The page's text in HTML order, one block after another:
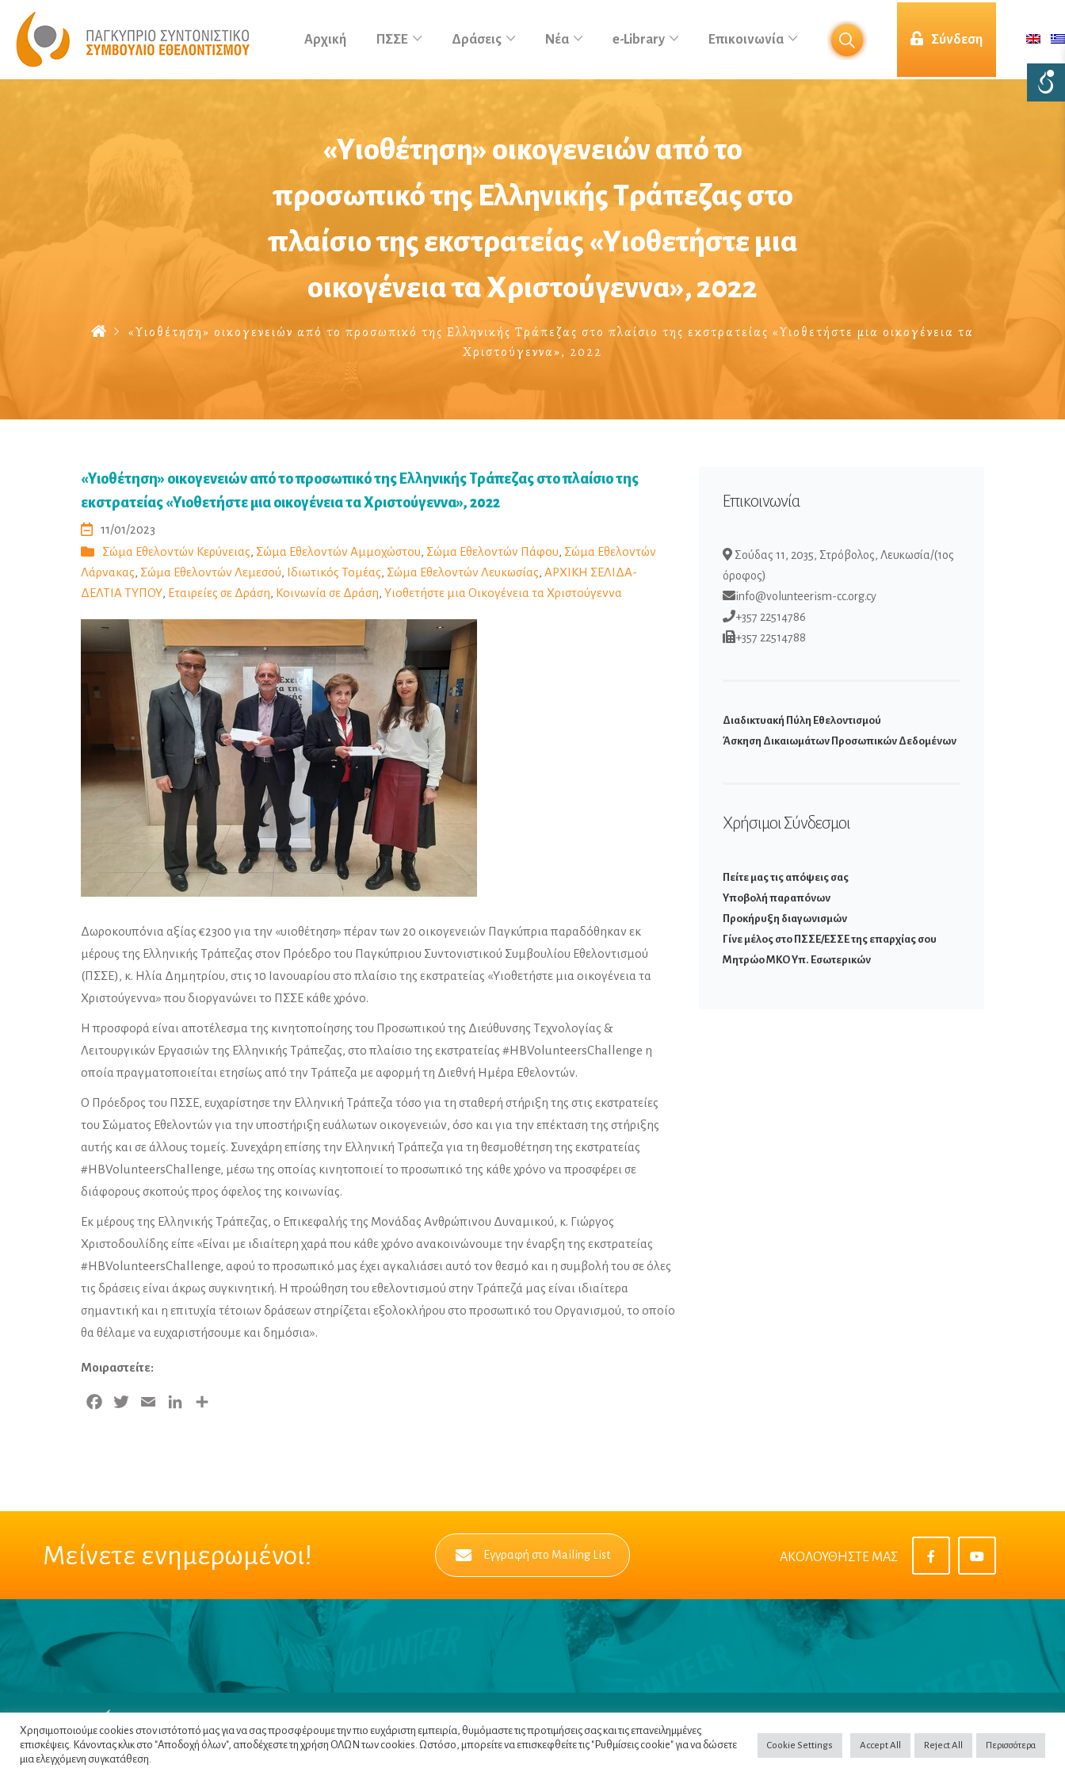
Αρχική ΠΣΣΕ Δράσεις Νέα e-Library Επικοινωνία Σύνδεση
«Υιοθέτηση» οικογενειών από το
προσωπικό της Ελληνικής Τράπεζας στο
πλαίσιο της εκστρατείας «Υιοθετήστε μια
οικογένεια τα Χριστούγεννα», 2022
«Υιοθέτηση» οικογενειών από το προσωπικό της Ελληνικής Τράπεζας στο πλαίσιο της εκστρατείας «Υιοθετήστε μια οικογένεια τα
Χριστούγεννα», 2022
«Υιοθέτηση» οικογενειών από το προσωπικό της Ελληνικής Τράπεζας στο πλαίσιο της
εκστρατείας «Υιοθετήστε μια οικογένεια τα Χριστούγεννα», 2022
11/01/2023
Σώμα Εθελοντών Κερύνειας, Σώμα Εθελοντών Αμμοχώστου, Σώμα Εθελοντών Πάφου, Σώμα Εθελοντών
Λάρνακας, Σώμα Εθελοντών Λεμεσού, Ιδιωτικός Τομέας, Σώμα Εθελοντών Λευκωσίας, ΑΡΧΙΚΗ ΣΕΛΙΔΑ-
ΔΕΛΤΙΑ ΤΥΠΟΥ, Εταιρείες σε Δράση, Κοινωνία σε Δράση, Υιοθετήστε μια Οικογένεια τα Χριστούγεννα
Δωροκουπόνια αξίας €2300 για την «υιοθέτηση» πέραν των 20 οικογενειών Παγκύπρια παραδόθηκαν εκ
μέρους της Ελληνικής Τράπεζας στον Πρόεδρο του Παγκύπριου Συντονιστικού Συμβουλίου Εθελοντισμού
(ΠΣΣΕ), κ. Ηλία Δημητρίου, στις 10 Ιανουαρίου στο πλαίσιο της εκστρατείας «Υιοθετήστε μια οικογένεια τα
Χριστούγεννα» που διοργανώνει το ΠΣΣΕ κάθε χρόνο.
Η προσφορά είναι αποτέλεσμα της κινητοποίησης του Προσωπικού της Διεύθυνσης Τεχνολογίας &
Λειτουργικών Εργασιών της Ελληνικής Τράπεζας, στο πλαίσιο της εκστρατείας #HBVolunteersChallenge η
οποία πραγματοποιείται ετησίως από την Τράπεζα με αφορμή τη Διεθνή Ημέρα Εθελοντών.
Ο Πρόεδρος του ΠΣΣΕ, ευχαρίστησε την Ελληνική Τράπεζα τόσο για τη σταθερή στήριξη της στις εκστρατείες
του Σώματος Εθελοντών για την υποστήριξη ευάλωτων οικογενειών, όσο και για την επέκταση της στήριξης
αυτής και σε άλλους τομείς. Συνεχάρη επίσης την Ελληνική Τράπεζα για τη θεσμοθέτηση της εκστρατείας
#HBVolunteersChallenge, μέσω της οποίας κινητοποιεί το προσωπικό της κάθε χρόνο να προσφέρει σε
διάφορους σκοπούς προς όφελος της κοινωνίας.
Εκ μέρους της Ελληνικής Τράπεζας, ο Επικεφαλής της Μονάδας Ανθρώπινου Δυναμικού, κ. Γιώργος
Χριστοδουλίδης είπε «Είναι με ιδιαίτερη χαρά που κάθε χρόνο ανακοινώνουμε την έναρξη της εκστρατείας
#HBVolunteersChallenge, αφού το προσωπικό μας έχει αγκαλιάσει αυτό τον θεσμό και η συμβολή του σε όλες
τις δράσεις είναι άκρως συγκινητική. Η προώθηση του εθελοντισμού στην Τράπεζά μας είναι ιδιαίτερα
σημαντική και η επιτυχία τέτοιων δράσεων στηρίζεται εξολοκλήρου στο προσωπικό του Οργανισμού, το οποίο
θα θέλαμε να ευχαριστήσουμε και δημόσια».
Μοιραστείτε:
Facebook
Twitter Email LinkedIn
Επικοινωνία
Σούδας 11, 2035, Στρόβολος, Λευκωσία/(1ος
όροφος)
info@volunteerism-cc.org.cy
+357 22514786
+357 22514788
Διαδικτυακή Πύλη Εθελοντισμού
Άσκηση Δικαιωμάτων Προσωπικών Δεδομένων
Χρήσιμοι Σύνδεσμοι
Πείτε μας τις απόψεις σας
Υποβολή παραπόνων
Προκήρυξη διαγωνισμών
Γίνε μέλος στο ΠΣΣΕ/ΕΣΣΕ της επαρχίας σου
Μητρώο ΜΚΟ Υπ. Εσωτερικών
Μείνετε ενημερωμένοι! Εγγραφή στο Mailing List ΑΚΟΛΟΥΘΗΣΤΕ ΜΑΣ
Πλοηγός|Πολιτική Απορρήτου|Όροι & Προϋποθέσεις|Cookie Policy
Copyright ©2022NETinfo PLC. All Rights Reserved
Χρησιμοποιούμε cookies στον ιστότοπό μας για να σας προσφέρουμε την πιο ευχάριστη εμπειρία, θυμόμαστε τις προτιμήσεις σας και τις επανειλημμένες
επισκέψεις. Κάνοντας κλικ στο "Αποδοχή όλων", αποδέχεστε τη χρήση ΟΛΩΝ των cookies. Ωστόσο, μπορείτε να επισκεφθείτε τις "Ρυθμίσεις cookie" για να δώσετε
μια ελεγχόμενη συγκατάθεση.
Cookie Settings Accept All Reject All Περισσότερα